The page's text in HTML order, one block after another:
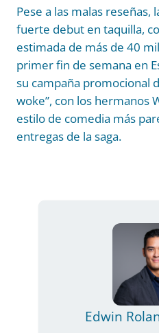
Pese a las malas reseñas,
fuerte debut en taquilla,
estimada de más de 40
primer fin de semana en
su campaña promocional
woke”, con los hermanos
estilo de comedia más
entregas de la saga.
Edwin